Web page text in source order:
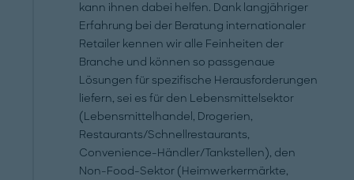
kann ihnen dabei helfen. Dank langjähriger
Erfahrung bei der Beratung internationaler
Retailer kennen wir alle Feinheiten der
Branche und können so passgenaue
Lösungen für spezifische Herausforderungen
liefern, sei es für den Lebensmittelsektor
(Lebensmittelhandel, Drogerien,
Restaurants/Schnellrestaurants,
Convenience-Händler/Tankstellen), den
Non-Food-Sektor (Heimwerkermärkte,